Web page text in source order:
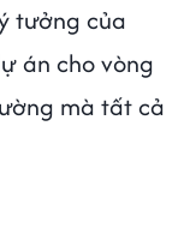
tưởng của
án cho vòng
mà tất cả